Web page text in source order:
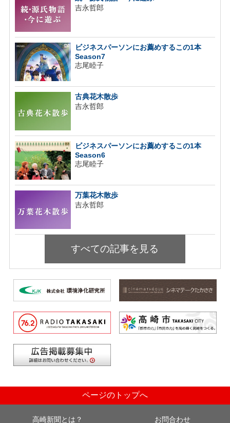
吉永哲郎
ビジネスパーソンにお薦めするこの1本
Season7
志尾睦子
古典花木散歩
吉永哲郎
ビジネスパーソンにお薦めするこの1本
Season6
志尾睦子
万葉花木散歩
吉永哲郎
すべての記事を見る
ページのトップへ
高崎新聞とは？ お問合わせ